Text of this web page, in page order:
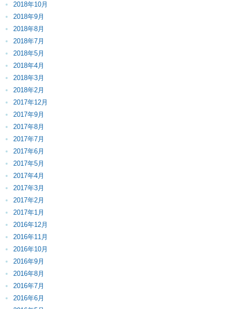
2018年10月
2018年9月
2018年8月
2018年7月
2018年5月
2018年4月
2018年3月
2018年2月
2017年12月
2017年9月
2017年8月
2017年7月
2017年6月
2017年5月
2017年4月
2017年3月
2017年2月
2017年1月
2016年12月
2016年11月
2016年10月
2016年9月
2016年8月
2016年7月
2016年6月